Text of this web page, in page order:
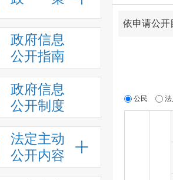
政府信息
公开指南
政府信息
公开制度
法定主动
公开内容
依申请公开
公民